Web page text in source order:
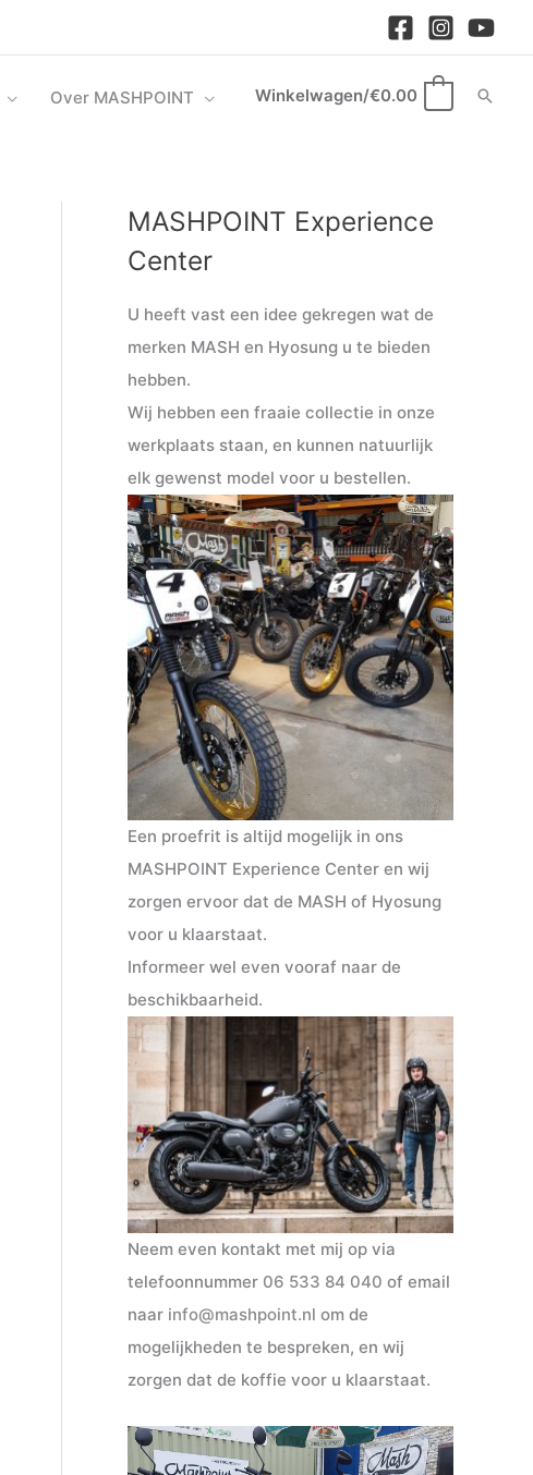
Over MASHPOINT Winkelwagen/€0.00
MASHPOINT Experience
Center
U heeft vast een idee gekregen wat de
merken MASH en Hyosung u te bieden
hebben.
Wij hebben een fraaie collectie in onze
werkplaats staan, en kunnen natuurlijk
elk gewenst model voor u bestellen.
Een proefrit is altijd mogelijk in ons
MASHPOINT Experience Center en wij
zorgen ervoor dat de MASH of Hyosung
voor u klaarstaat.
Informeer wel even vooraf naar de
beschikbaarheid.
Neem even kontakt met mij op via
telefoonnummer 06 533 84 040 of email
naar info@mashpoint.nl om de
mogelijkheden te bespreken, en wij
zorgen dat de koffie voor u klaarstaat.